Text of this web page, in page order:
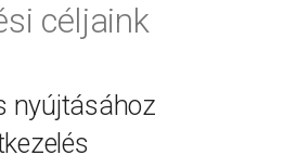
céljaink
nyújtásához